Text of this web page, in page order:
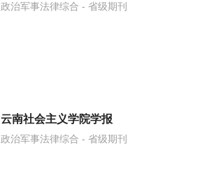
政治军事法律综合 - 省级期刊
云南社会主义学院学报
政治军事法律综合 - 省级期刊